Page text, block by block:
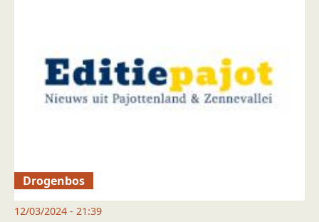
Drogenbos
12/03/2024 - 21:39